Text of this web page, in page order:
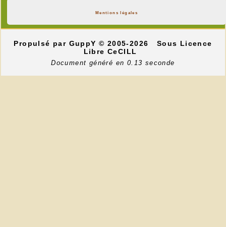
Mentions légales
Propulsé par GuppY© 2005-2026
Sous Licence
Libre CeCILL
Document généré en 0.13 seconde